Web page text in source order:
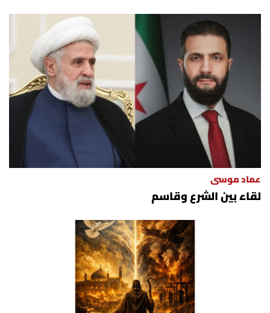
عماد موسى
لقاء بين الشرع وقاسم